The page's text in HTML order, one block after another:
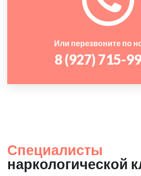
Или перезвоните по
8 (927) 715-
Специалисты
наркологической